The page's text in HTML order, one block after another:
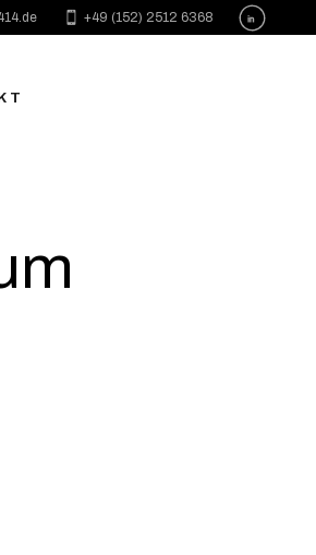
+49 (152) 2512 6368